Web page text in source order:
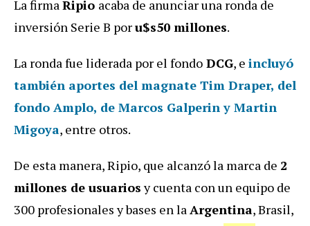
La firmaRipio acaba de anunciar una ronda de
inversión Serie B poru$s50 millones.
La ronda fue liderada por el fondo DCG, e incluyó
también aportes del magnate Tim Draper, del
fondo Amplo, de Marcos Galperiny Martin
Migoya, entre otros.
De esta manera, Ripio, que alcanzó la marca de 2
millones de usuariosy cuenta con un equipo de
300 profesionales y bases en laArgentina, Brasil,